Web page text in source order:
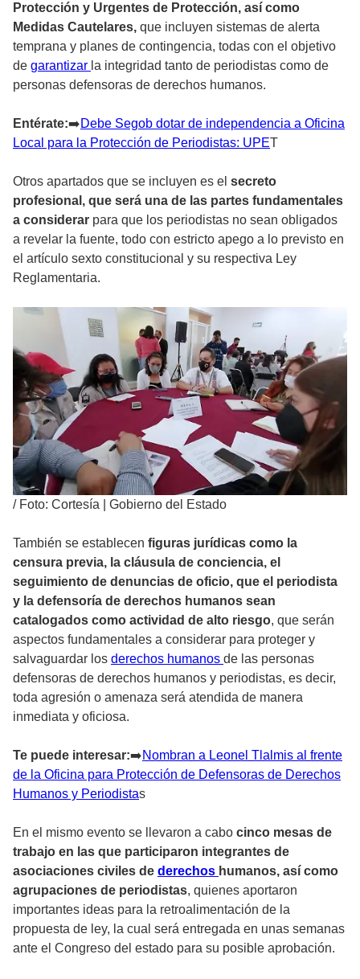
Protección y Urgentes de Protección, así como
Medidas Cautelares, que incluyen sistemas de alerta
temprana y planes de contingencia, todas con el objetivo
de garantizar la integridad tanto de periodistas como de
personas defensoras de derechos humanos.
Entérate:➡️Debe Segob dotar de independencia a Oficina
Local para la Protección de Periodistas: UPET
Otros apartados que se incluyen es el secreto
profesional, que será una de las partes fundamentales
a considerar para que los periodistas no sean obligados
a revelar la fuente, todo con estricto apego a lo previsto en
el artículo sexto constitucional y su respectiva Ley
Reglamentaria.
/ Foto: Cortesía | Gobierno del Estado
También se establecen figuras jurídicas como la
censura previa, la cláusula de conciencia, el
seguimiento de denuncias de oficio, que el periodista
y la defensoría de derechos humanos sean
catalogados como actividad de alto riesgo, que serán
aspectos fundamentales a considerar para proteger y
salvaguardar los derechos humanos de las personas
defensoras de derechos humanos y periodistas, es decir,
toda agresión o amenaza será atendida de manera
inmediata y oficiosa.
Te puede interesar:➡️Nombran a Leonel Tlalmis al frente
de la Oficina para Protección de Defensoras de Derechos
Humanos y Periodistas
En el mismo evento se llevaron a cabo cinco mesas de
trabajo en las que participaron integrantes de
asociaciones civiles de derechos humanos, así como
agrupaciones de periodistas, quienes aportaron
importantes ideas para la retroalimentación de la
propuesta de ley, la cual será entregada en unas semanas
ante el Congreso del estado para su posible aprobación.